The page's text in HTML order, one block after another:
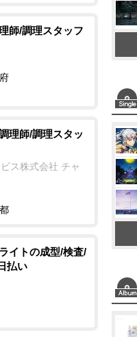
師/調理スタッフ
理師/調理スタッ
ス株式会社 チャ
イトの成型/検査/
払い